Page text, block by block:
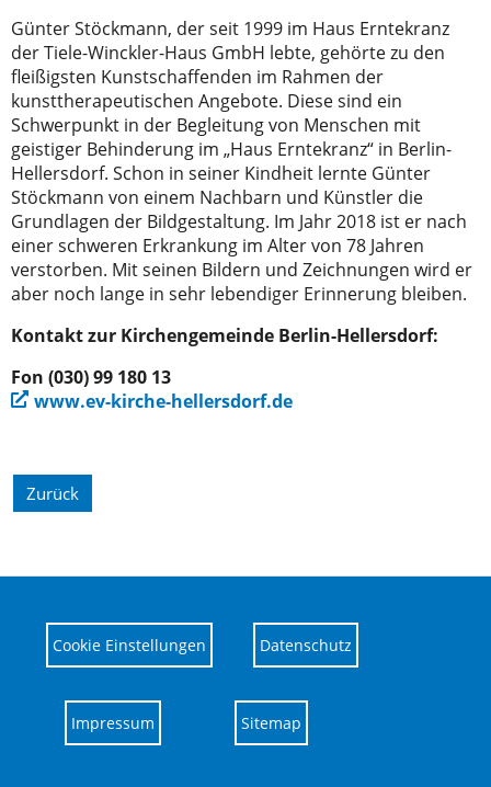
Günter Stöckmann, der seit 1999 im Haus Erntekranz
der Tiele-Winckler-Haus GmbH lebte, gehörte zu den
fleißigsten Kunstschaffenden im Rahmen der
kunsttherapeutischen Angebote. Diese sind ein
Schwerpunkt in der Begleitung von Menschen mit
geistiger Behinderung im „Haus Erntekranz“ in Berlin-
Hellersdorf. Schon in seiner Kindheit lernte Günter
Stöckmann von einem Nachbarn und Künstler die
Grundlagen der Bildgestaltung. Im Jahr 2018 ist er nach
einer schweren Erkrankung im Alter von 78 Jahren
verstorben. Mit seinen Bildern und Zeichnungen wird er
aber noch lange in sehr lebendiger Erinnerung bleiben.
Kontakt zur Kirchengemeinde Berlin-Hellersdorf:
Fon (030) 99 180 13
www.ev-kirche-hellersdorf.de
Zurück
Cookie Einstellungen Datenschutz
Impressum Sitemap